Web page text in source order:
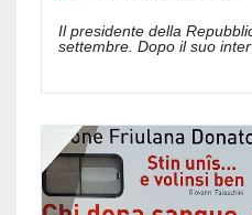
Il presidente della
settembre. Dopo il suo